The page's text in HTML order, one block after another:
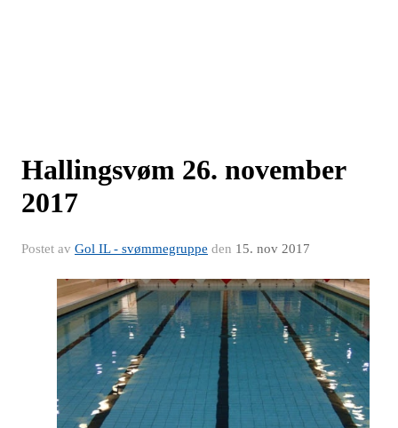
Hallingsvøm 26. november
2017
Postet av Gol IL - svømmegruppe den 15. nov 2017